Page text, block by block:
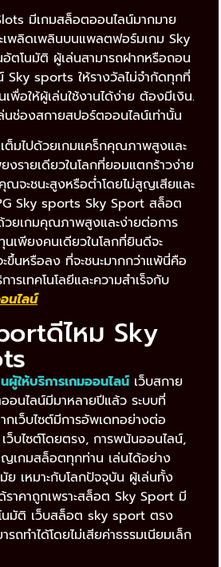
มีเกมสล็อตออนไลน์มากมาย
ะเพลิดเพลินบนแพลตฟอร์มเกม Sky
อัตโนมัติ ผู้เล่นสามารถฝากหรือถอน
Sky sports ให้รางวัลไม่จำกัดทุกที่
เพื่อให้ผู้เล่นใช้งานได้ง่าย ต้องมีเงิน.
นช่องสกายสปอร์ตออนไลน์เท่านั้น
มไปด้วยเกมแคร็กคุณภาพสูงและ
รายเดียวในโลกที่ยอมแตกร้าวง่าย
ณจะชนะสูงหรือต่ำโดยไม่สูญเสียและ
Sky sports Sky Sport สล็อต
ยเกมคุณภาพสูงและง่ายต่อการ
พียงคนเดียวในโลกที่ยินดีจะ
ขึ้นหรือลง ที่จะชนะมากกว่าแพ้นี่คือ
ารเทคโนโลยีและความสำเร็จกับ
นไลน์
ดีไหม Sky
ให้บริการเกมออนไลน์ เว็บสกาย
นไลน์มีมาหลายปีแล้ว ระบบที่
เว็บไซต์มีการอัพเดทอย่างต่อ
ว็บไซต์โดยตรง, การพนันออนไลน์,
เกมสล็อตทุกท่าน เล่นได้อย่าง
เหมาะกับโลกปัจจุบัน ผู้เล่นทั้ง
ราคาถูกเพราะสล็อต Sky Sport มี
นมัติ เว็บสล็อต sky sport ตรง
รถทำได้โดยไม่เสียค่าธรรมเนียมเล็ก